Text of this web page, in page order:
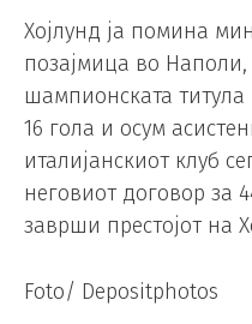
Хојлунд ја помина
позајмица во Наполи,
шампионската титула
16 гола и осум
италијанскиот клуб
неговиот договор за
заврши престојот на
Foto/ Depositphotos